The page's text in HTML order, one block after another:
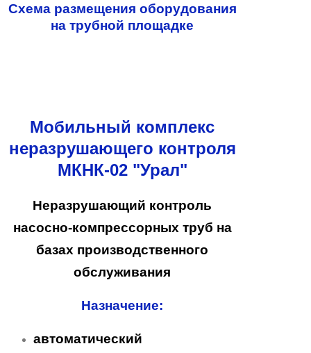
Схема размещения оборудования
на трубной площадке
Мобильный комплекс
неразрушающего контроля
МКНК-02 "Урал"
Неразрушающий контроль
насосно-компрессорных труб на
базах производственного
обслуживания
Назначение:
автоматический